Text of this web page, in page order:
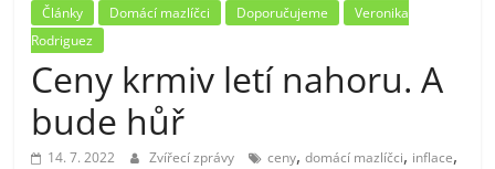
Články Domácí mazlíčci Doporučujeme
Veronika
Rodriguez
Ceny krmiv letí nahoru. A
bude hůř
14. 7. 2022 Zvířecí zprávy ceny,domácí mazlíčci, inflace,